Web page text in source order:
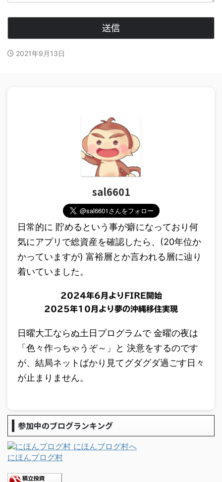
2021年9月13日
sal6601
日常的に 貯めるという事が癖になっており何
気にアプリで総資産を確認したら、(20年位か
かっていますが) 富裕層とか言われる層に辿り
着いていました。
2024年6月よりFIRE開始
2025年10月より夢の沖縄移住実現
日曜大工ならぬ土日プログラムで 金曜の夜は
「色々作っちゃうぞ～」と 決意をするのです
が、結局ネットばかり見てグダグダ過ごす日々
が止まりません。
参加中のブログランキング
にほんブログ村